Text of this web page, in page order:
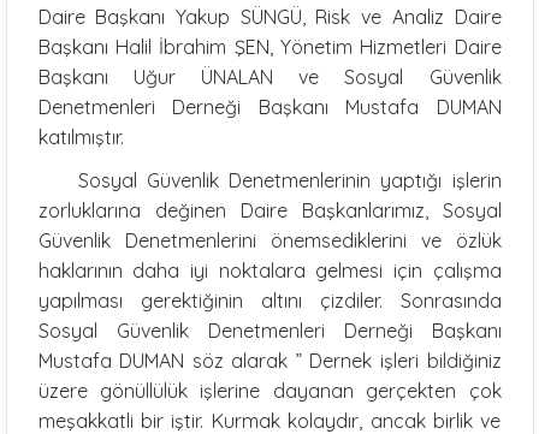
Daire Başkanı Yakup SÜNGÜ, Risk ve Analiz Daire
Başkanı Halil İbrahim ŞEN, Yönetim Hizmetleri Daire
Başkanı Uğur ÜNALAN ve Sosyal Güvenlik
Denetmenleri Derneği Başkanı Mustafa DUMAN
katılmıştır.
Sosyal Güvenlik Denetmenlerinin yaptığı işlerin
zorluklarına değinen Daire Başkanlarımız, Sosyal
Güvenlik Denetmenlerini önemsediklerini ve özlük
haklarının daha iyi noktalara gelmesi için çalışma
yapılması gerektiğinin altını çizdiler. Sonrasında
Sosyal Güvenlik Denetmenleri Derneği Başkanı
Mustafa DUMAN söz alarak ” Dernek işleri bildiğiniz
üzere gönüllülük işlerine dayanan gerçekten çok
meşakkatli bir iştir. Kurmak kolaydır, ancak birlik ve